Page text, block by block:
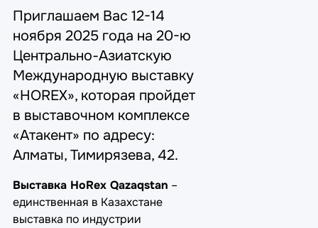
Приглашаем Вас 12-14
ноября 2025 года на 20-ю
Центрально-Азиатскую
Международную выставку
«HOREX», которая пройдет
в выставочном комплексе
«Атакент» по адресу:
Алматы, Тимирязева, 42.
Выставка HoRex Qazaqstan –
единственная в Казахстане
выставка по индустрии